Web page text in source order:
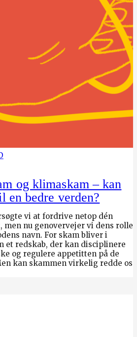
og klimaskam – kan
en bedre verden?
vi at fordrive netop dén
men nu genovervejer vi dens rolle
navn. For skam bliver i
et redskab, der kan disciplinere
og regulere appetitten på de
kan skammen virkelig redde os